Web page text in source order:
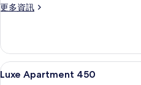
相
更多資訊
更
440
的
詳
顯 8
Luxe Apartment 450